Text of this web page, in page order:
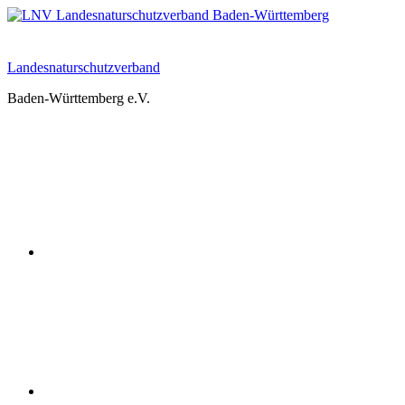
Zum
Landesnaturschutzverband
Baden-Württemberg e.V.